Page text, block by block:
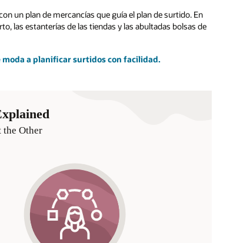
un plan de mercancías que guía el plan de surtido. En
las estanterías de las tiendas y las abultadas bolsas de
moda a planificar surtidos con facilidad.